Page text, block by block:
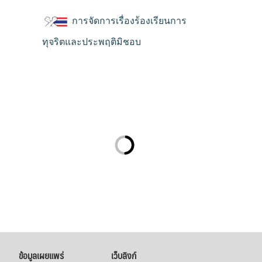
การจัดการเรื่องร้องเรียนการ
ทุจริตและประพฤติมิชอบ
ข้อมูลเผยแพร่ เว็บลิงก์